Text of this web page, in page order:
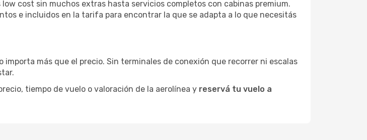
cost sin muchos extras hasta servicios completos con cabinas premium.
e incluidos en la tarifa para encontrar la que se adapta a lo que necesitás
más que el precio. Sin terminales de conexión que recorrer ni escalas
tiempo de vuelo o valoración de la aerolínea y reservá tu vuelo a